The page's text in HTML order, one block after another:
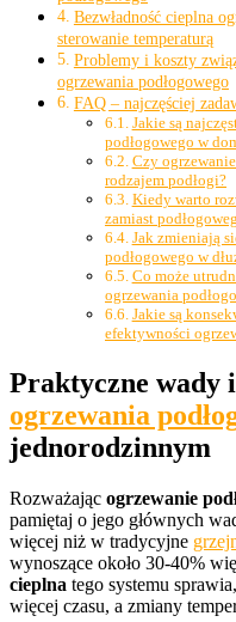
Bezwładność cieplna
sterowanie temperaturą
Problemy i koszty
ogrzewania podłogowego
FAQ – najczęściej
Jakie są
podłogowego w
Czy
rodzajem podłogi?
Kiedy warto
zamiast
Jak zmieniają
podłogowego w
Co może
ogrzewania
Jakie są
efektywności
Praktyczne wady
ogrzewania
jednorodzinnym
Rozważając ogrzewanie
pamiętaj o jego głównych
więcej niż w tradycyjne
wynoszące około 30-40%
cieplna tego systemu
więcej czasu, a zmiany